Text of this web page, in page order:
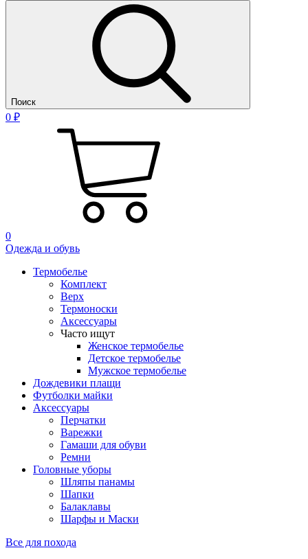
Поиск
0 ₽
0
Одежда и обувь
Термобелье
Комплект
Верх
Термоноски
Аксессуары
Часто ищут
Женское термобелье
Детское термобелье
Мужское термобелье
Дождевики плащи
Футболки майки
Аксессуары
Перчатки
Варежки
Гамаши для обуви
Ремни
Головные уборы
Шляпы панамы
Шапки
Балаклавы
Шарфы и Маски
Все для похода